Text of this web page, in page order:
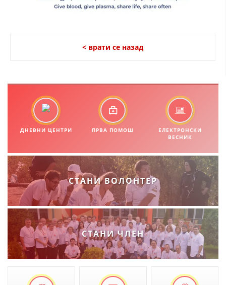
ПРИРАЧНИЦИ
ЕДУКАТИВНО ИНФОРМАТИВНИ МАТЕРИЈАЛИ
БРОШУРИ
ПОСТЕРИ
ПРЕЗЕНТАЦИИ
< врати се назад
ДНЕВНИ ЦЕНТРИ ПРВА ПОМОШ
ЕЛЕКТРОНСКИ
ВЕСНИК
СТАНИ ВОЛОНТЕР
СТАНИ ЧЛЕН